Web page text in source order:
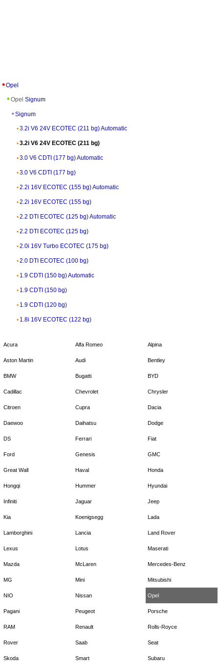
Opel
Opel Signum
Signum
3.2i V6 24V ECOTEC (211 bg) Automatic
3.2i V6 24V ECOTEC (211 bg)
3.0 V6 CDTI (177 bg) Automatic
3.0 V6 CDTI (177 bg)
2.2i 16V ECOTEC (155 bg) Automatic
2.2i 16V ECOTEC (155 bg)
2.2 DTI ECOTEC (125 bg) Automatic
2.2 DTI ECOTEC (125 bg)
2.0i 16V Turbo ECOTEC (175 bg)
2.0 DTI ECOTEC (100 bg)
1.9 CDTI (150 bg) Automatic
1.9 CDTI (150 bg)
1.9 CDTI (120 bg)
1.8i 16V ECOTEC (122 bg)
Acura Alfa Romeo Alpina
Aston Martin Audi Bentley
BMW Bugatti BYD
Cadillac Chevrolet Chrysler
Citroen Cupra Dacia
Daewoo Daihatsu Dodge
DS Ferrari Fiat
Ford Genesis GMC
Great Wall Haval Honda
Hongqi Hummer Hyundai
Infiniti Jaguar Jeep
Kia Koenigsegg Lada
Lamborghini Lancia Land Rover
Lexus Lotus Maserati
Mazda McLaren Mercedes-Benz
MG Mini Mitsubishi
NIO Nissan Opel
Pagani Peugeot Porsche
RAM Renault Rolls-Royce
Rover Saab Seat
Skoda Smart Subaru